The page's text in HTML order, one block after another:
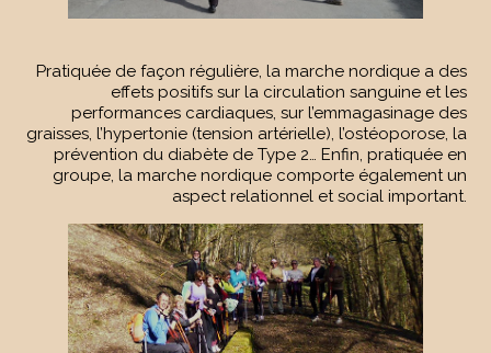
Pratiquée de façon régulière, la marche nordique a des
effets positifs sur la circulation sanguine et les
performances cardiaques, sur l’emmagasinage des
graisses, l’hypertonie (tension artérielle), l’ostéoporose, la
prévention du diabète de Type 2… Enfin, pratiquée en
groupe, la marche nordique comporte également un
aspect relationnel et social important.